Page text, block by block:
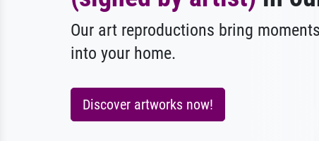
Our art reproductions bring
into your home.
Discover artworks now!